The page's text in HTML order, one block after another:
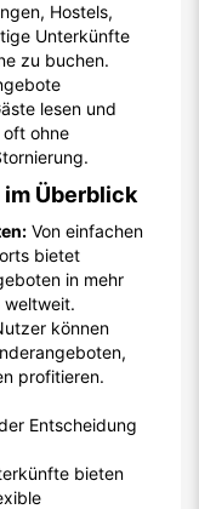
Hostels,
Unterkünfte
zu buchen.
lesen und
oft ohne
Überblick
Von einfachen
bietet
in mehr
weltweit.
können
profitieren.
Entscheidung
bieten